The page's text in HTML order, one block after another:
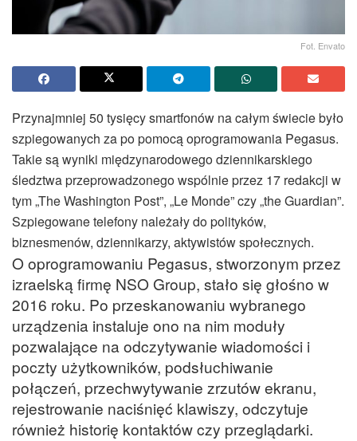
Fot. Envato
Przynajmniej 50 tysięcy smartfonów na całym świecie było
szpiegowanych za po pomocą oprogramowania Pegasus.
Takie są wyniki międzynarodowego dziennikarskiego
śledztwa przeprowadzonego wspólnie przez 17 redakcji w
tym „The Washington Post”, „Le Monde” czy „the Guardian”.
Szpiegowane telefony należały do polityków,
biznesmenów, dziennikarzy, aktywistów społecznych.
O oprogramowaniu Pegasus, stworzonym przez
izraelską firmę NSO Group, stało się głośno w
2016 roku. Po przeskanowaniu wybranego
urządzenia instaluje ono na nim moduły
pozwalające na odczytywanie wiadomości i
poczty użytkowników, podsłuchiwanie
połączeń, przechwytywanie zrzutów ekranu,
rejestrowanie naciśnięć klawiszy, odczytuje
również historię kontaktów czy przeglądarki.